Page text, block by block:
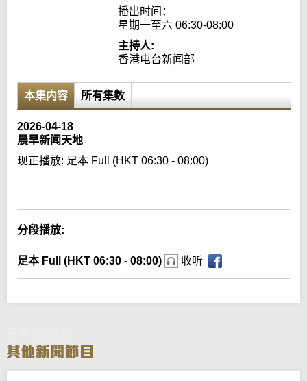
播出时间：
星期一至六 06:30-08:00
主持人:
香港电台新闻部
本集内容 所有集数
2026-04-18
晨早新闻天地
现正播放: 足本 Full (HKT 06:30 - 08:00)
分段播放:
足本 Full (HKT 06:30 - 08:00) 收听